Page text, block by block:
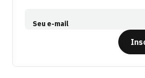
Seu e-mail